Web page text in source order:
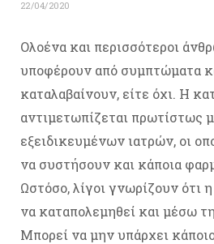
22/04/2020
Ολοένα και περισσότεροι
υποφέρουν από συμπτώματα
καταλαβαίνουν, είτε όχι. Η
αντιμετωπίζεται πρωτίστως
εξειδικευμένων ιατρών, οι
να συστήσουν και κάποια
Ωστόσο, λίγοι γνωρίζουν ότι
να καταπολεμηθεί και μέσω
Μπορεί να μην υπάρχει